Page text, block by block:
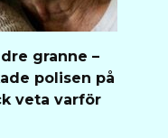
granne –
polisen på
veta varför